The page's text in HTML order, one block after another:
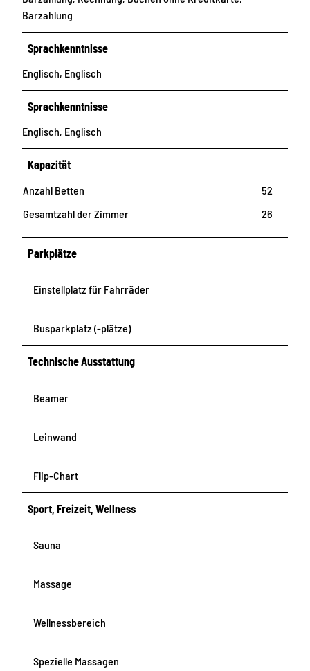
Barzahlung
Sprachkenntnisse
Englisch, Englisch
Sprachkenntnisse
Englisch, Englisch
Kapazität
Anzahl Betten
52
Gesamtzahl der Zimmer
26
Parkplätze
Einstellplatz für Fahrräder
Busparkplatz (-plätze)
Technische Ausstattung
Beamer
Leinwand
Flip-Chart
Sport, Freizeit, Wellness
Sauna
Massage
Wellnessbereich
Spezielle Massagen